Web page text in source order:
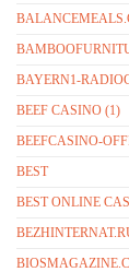
BAYERN1-
BEEF CASINO (1)
BEEFCASINO-
BEST
BEST ONLINE